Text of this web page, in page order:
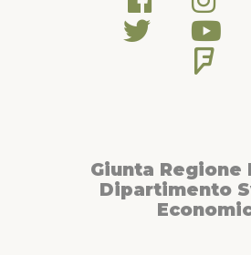
Giunta Regione
Dipartimento